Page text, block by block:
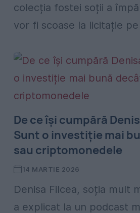
colecția fostei soții a
vor fi scoase la licitație
De ce își cumpără
Sunt o investiție mai
sau criptomonedele
14 MARTIE 2026
Denisa Filcea, soția mult
a explicat la un podcast